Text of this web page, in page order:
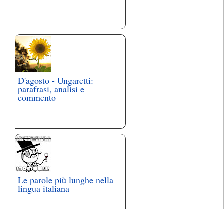
D'agosto - Ungaretti:
parafrasi, analisi e
commento
Le parole più lunghe nella
lingua italiana